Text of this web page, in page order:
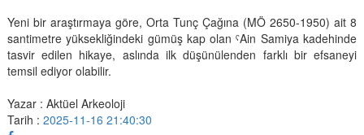
Yeni bir araştırmaya göre, Orta Tunç Çağına (MÖ 2650-1950) ait 8
santimetre yüksekliğindeki gümüş kap olan ˁAin Samiya kadehinde
tasvir edilen hikaye, aslında ilk düşünülenden farklı bir efsaneyi
temsil ediyor olabilir.
Yazar : Aktüel Arkeoloji
Tarih : 2025-11-16 21:40:30